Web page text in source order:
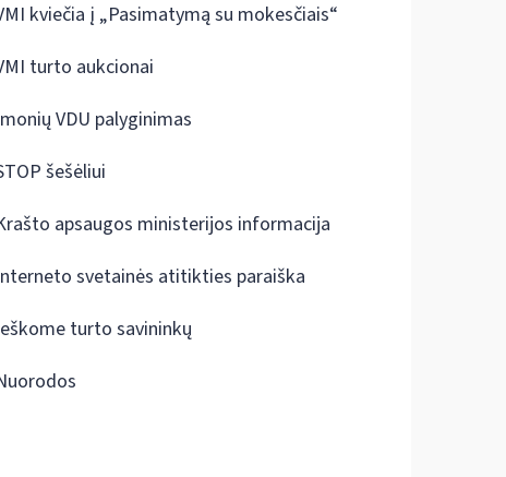
kviečia į „Pasimatymą su mokesčiais“
turto aukcionai
VDU palyginimas
šešėliui
apsaugos ministerijos informacija
svetainės atitikties paraiška
turto savininkų